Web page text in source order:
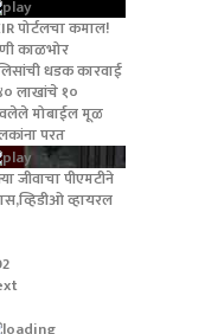
पोर्टलचा कमाल!
काळभोर
धडक कारवाई
लाखांचे १०
मोबाईल मूळ
परत
जीवाचा पीएमटीने
व्हायरल